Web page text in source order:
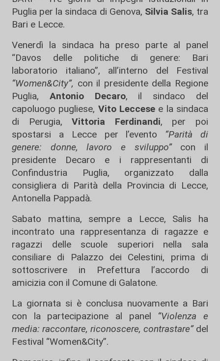
Puglia per la sindaca di Genova, Silvia Salis, tra
Bari e Lecce.
Venerdì la sindaca ha preso parte al panel
“Davos delle politiche di genere: Bari
laboratorio italiano”, all’interno del Festival
“Women&City”, con il presidente della Regione
Puglia, Antonio Decaro, il sindaco del
capoluogo pugliese, Vito Leccese e la sindaca
di Perugia,Vittoria Ferdinandi, per poi
spostarsi a Lecce per l’evento “Parità di
genere: donne, lavoro e sviluppo” con il
presidente Decaro e i rappresentanti di
Confindustria Puglia, organizzato dalla
consigliera di Parità della Provincia di Lecce,
Antonella Pappadà.
Sabato mattina, sempre a Lecce, Salis ha
incontrato una rappresentanza di ragazze e
ragazzi delle scuole superiori nella sala
consiliare di Palazzo dei Celestini, prima di
sottoscrivere in Prefettura l’accordo di
amicizia con il Comune di Galatone.
La giornata si è conclusa nuovamente a Bari
con la partecipazione al panel “Violenza e
media: raccontare, riconoscere, contrastare”del
Festival “Women&City”.